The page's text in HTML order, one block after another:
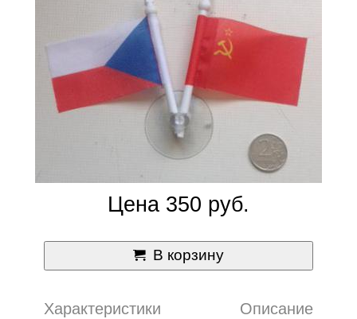
Цена 350 руб.
В корзину
Характеристики Описание